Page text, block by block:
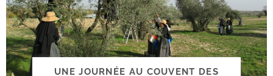
UNE JOURNÉE AU COUVENT DES